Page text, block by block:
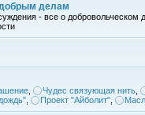
делам
- все о добровольческом
Чудес связующая нить
Проект "Айболит"